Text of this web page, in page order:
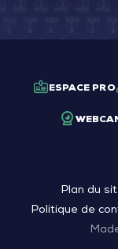
ESPACE PRO
Plan du
Politique de